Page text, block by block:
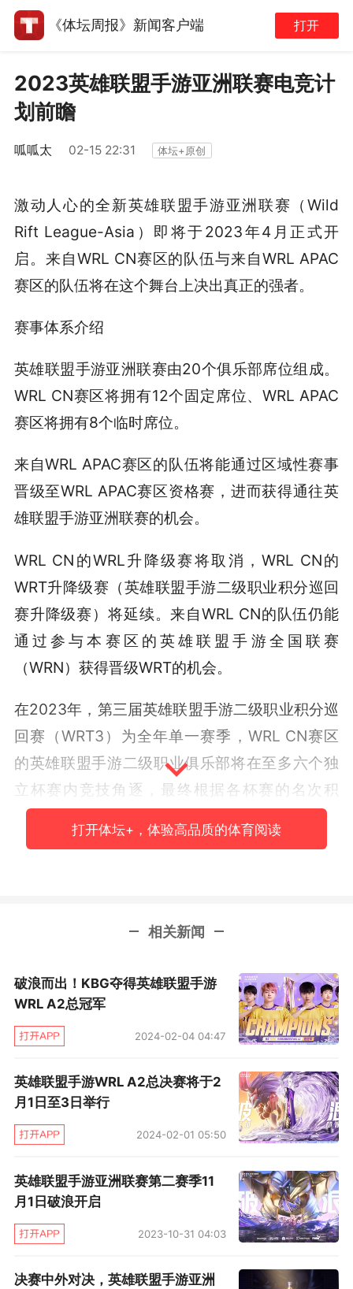
《体坛周报》新闻客户端 打开
2023英雄联盟手游亚洲联赛电竞计
划前瞻
呱呱太 02-15 22:31 体坛+原创
激动人心的全新英雄联盟手游亚洲联赛（Wild
Rift League-Asia）即将于2023年4月正式开
启。来自WRL CN赛区的队伍与来自WRL APAC
赛区的队伍将在这个舞台上决出真正的强者。
赛事体系介绍
英雄联盟手游亚洲联赛由20个俱乐部席位组成。
WRL CN赛区将拥有12个固定席位、WRL APAC
赛区将拥有8个临时席位。
来自WRL APAC赛区的队伍将能通过区域性赛事
晋级至WRL APAC赛区资格赛，进而获得通往英
雄联盟手游亚洲联赛的机会。
WRL CN的WRL升降级赛将取消，WRL CN的
WRT升降级赛（英雄联盟手游二级职业积分巡回
赛升降级赛）将延续。来自WRL CN的队伍仍能
通过参与本赛区的英雄联盟手游全国联赛
（WRN）获得晋级WRT的机会。
在2023年，第三届英雄联盟手游二级职业积分巡
回赛（WRT3）为全年单一赛季，WRL CN赛区
的英雄联盟手游二级职业俱乐部将在至多六个独
立杯赛内竞技角逐，最终根据各杯赛的名次积
分，决出2023年的冠亚季军。
雄联盟手游电竞职业体系的发展。
2023年赛季时间线
英雄联盟手游亚洲联赛第一赛季（WRL A1）计划
于今年4月至7月进行；英雄联盟手游亚洲联赛第
二赛季（WRL A2）计划于今年9月至12月进行。
两个赛季预计覆盖共8个月，给到电竞粉丝丰富的
观赛内容。官方转会期预计从今年8月持续至今年
期。
作为次级联赛但同样精彩的另外两项赛事：WRL
赛（WRT3）将于今年4月至11月进行；WRL
打开体坛+，体验高品质的体育阅读
相关新闻
破浪而出！KBG夺得英雄联盟手游
WRL A2总冠军
2024-02-04 04:47
英雄联盟手游WRL A2总决赛将于2
月1日至3日举行
2024-02-01 05:50
英雄联盟手游亚洲联赛第二赛季11
月1日破浪开启
2023-10-31 04:03
决赛中外对决，英雄联盟手游亚洲